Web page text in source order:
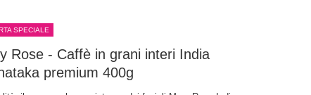
SPECIALE
Rose - Caffè in grani interi India
premium 400g